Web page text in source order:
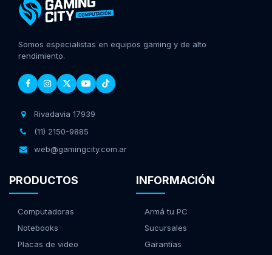
Somos especialistas en equipos gaming y de alto
rendimiento.
Rivadavia 17939
(11) 2150-9885
web@gamingcity.com.ar
PRODUCTOS
Computadoras
Notebooks
Placas de video
INFORMACIÓN
Armá tu PC
Sucursales
Garantías